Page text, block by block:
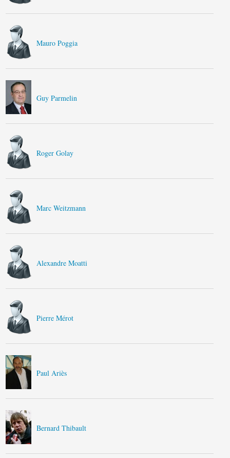
Mauro Poggia
Guy Parmelin
Roger Golay
Marc Weitzmann
Alexandre Moatti
Pierre Mérot
Paul Ariès
Bernard Thibault